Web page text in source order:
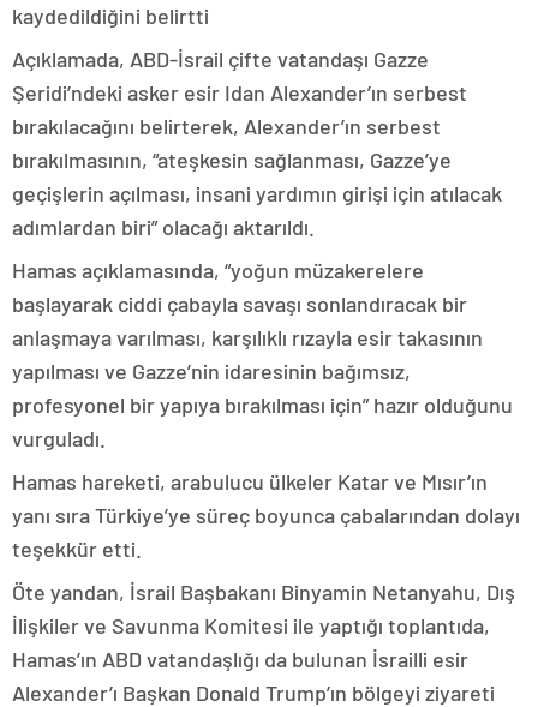
kaydedildiğini belirtti
Açıklamada, ABD-İsrail çifte vatandaşı Gazze
Şeridi’ndeki asker esir Idan Alexander’ın serbest
bırakılacağını belirterek, Alexander’ın serbest
bırakılmasının, “ateşkesin sağlanması, Gazze’ye
geçişlerin açılması, insani yardımın girişi için atılacak
adımlardan biri” olacağı aktarıldı.
Hamas açıklamasında, “yoğun müzakerelere
başlayarak ciddi çabayla savaşı sonlandıracak bir
anlaşmaya varılması, karşılıklı rızayla esir takasının
yapılması ve Gazze’nin idaresinin bağımsız,
profesyonel bir yapıya bırakılması için” hazır olduğunu
vurguladı.
Hamas hareketi, arabulucu ülkeler Katar ve Mısır’ın
yanı sıra Türkiye’ye süreç boyunca çabalarından dolayı
teşekkür etti.
Öte yandan, İsrail Başbakanı Binyamin Netanyahu, Dış
İlişkiler ve Savunma Komitesi ile yaptığı toplantıda,
Hamas’ın ABD vatandaşlığı da bulunan İsrailli esir
Alexander’ı Başkan Donald Trump’ın bölgeyi ziyareti